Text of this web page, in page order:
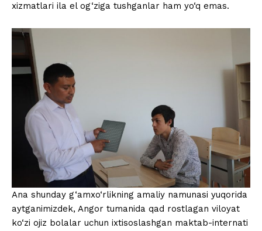
xizmatlari ila el og‘ziga tushganlar ham yo‘q emas.
Ana shunday g‘amxo‘rlikning amaliy namunasi yuqorida
aytganimizdek, Angor tumanida qad rostlagan viloyat
ko‘zi ojiz bolalar uchun ixtisoslashgan maktab-internati